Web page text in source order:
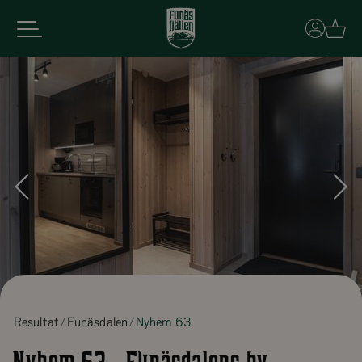
Basket
Resultat Funäsdalen Nyhem 63